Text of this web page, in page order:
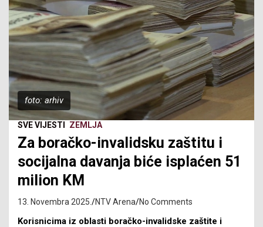
foto: arhiv
SVE VIJESTI ZEMLJA
Za boračko-invalidsku zaštitu i
socijalna davanja biće isplaćen 51
milion KM
13. Novembra 2025. NTV Arena No Comments
Korisnicima iz oblasti boračko-invalidske zaštite i